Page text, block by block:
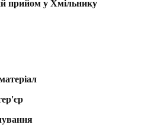
прийом у Хмільнику